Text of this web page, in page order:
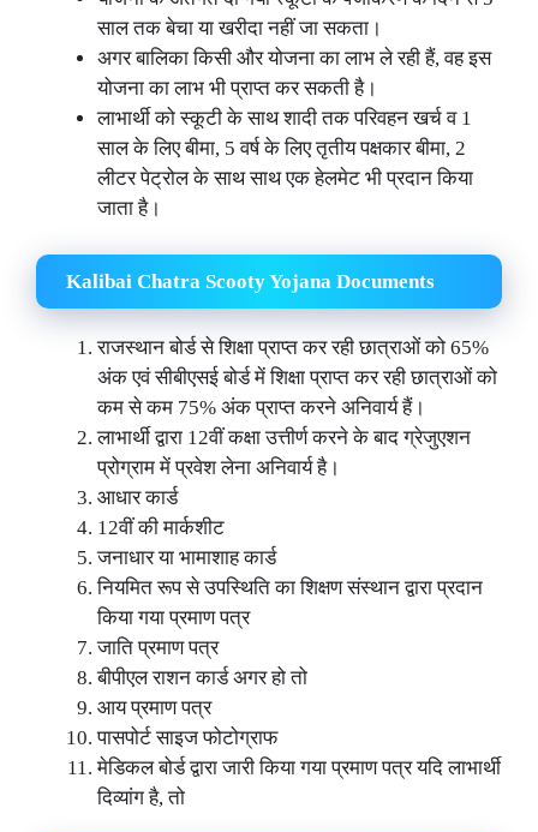
साल तक बेचा या खरीदा नहीं जा सकता।
अगर बालिका किसी और योजना का लाभ ले रही हैं, वह इस
योजना का लाभ भी प्राप्त कर सकती है।
लाभार्थी को स्कूटी के साथ शादी तक परिवहन खर्च व 1
साल के लिए बीमा, 5 वर्ष के लिए तृतीय पक्षकार बीमा, 2
लीटर पेट्रोल के साथ साथ एक हेलमेट भी प्रदान किया
जाता है।
Kalibai Chatra Scooty Yojana Documents
राजस्थान बोर्ड से शिक्षा प्राप्त कर रही छात्राओं को 65%
अंक एवं सीबीएसई बोर्ड में शिक्षा प्राप्त कर रही छात्राओं को
कम से कम 75% अंक प्राप्त करने अनिवार्य हैं।
लाभार्थी द्वारा 12वीं कक्षा उत्तीर्ण करने के बाद ग्रेजुएशन
प्रोग्राम में प्रवेश लेना अनिवार्य है।
आधार कार्ड
12वीं की मार्कशीट
जनाधार या भामाशाह कार्ड
नियमित रूप से उपस्थिति का शिक्षण संस्थान द्वारा प्रदान
किया गया प्रमाण पत्र
जाति प्रमाण पत्र
बीपीएल राशन कार्ड अगर हो तो
आय प्रमाण पत्र
पासपोर्ट साइज फोटोग्राफ
मेडिकल बोर्ड द्वारा जारी किया गया प्रमाण पत्र यदि लाभार्थी
दिव्यांग है, तो